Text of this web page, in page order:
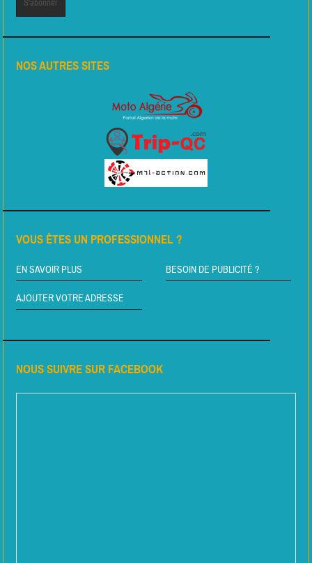
NOS AUTRES SITES
VOUS ÊTES UN PROFESSIONNEL ?
EN SAVOIR PLUS BESOIN DE PUBLICITÉ ?
AJOUTER VOTRE ADRESSE
NOUS SUIVRE SUR FACEBOOK